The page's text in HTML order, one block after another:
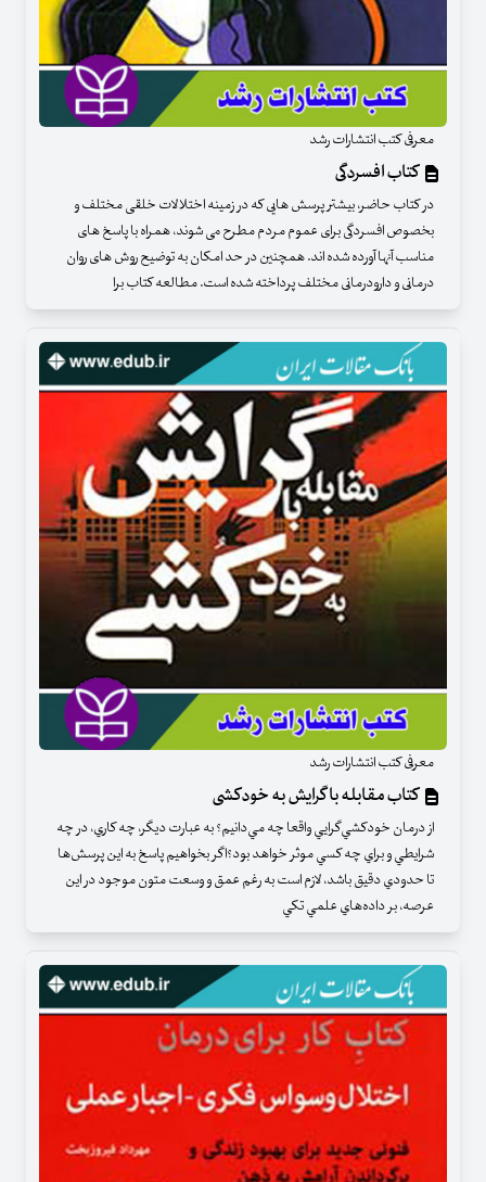
معرفی کتب انتشارات رشد
کتاب افسردگی
در کتاب حاضر، بیشتر پرسش هایی که در زمینه اختلالات خلقی مختلف و
بخصوص افسردگی برای عموم مردم مطرح می شوند، همراه با پاسخ های
مناسب آنها آورده شده اند. همچنین در حد امکان به توضیح روش های روان
درمانی و دارودرمانی مختلف پرداخته شده است. مطالعه کتاب برا
معرفی کتب انتشارات رشد
کتاب مقابله با گرایش به خودکشی
از درمان خودكشي‌گرايي واقعا چه مي‌دانيم؟ به عبارت ديگر، چه كاري، در چه
شرايطي و براي چه كسي موثر خواهد بود؟اگر بخواهيم پاسخ به اين پرسش‌ها
تا حدودي دقيق باشد، لازم است به رغم عمق و وسعت متون موجود در اين
عرصه، بر داده‌هاي علمي تكي